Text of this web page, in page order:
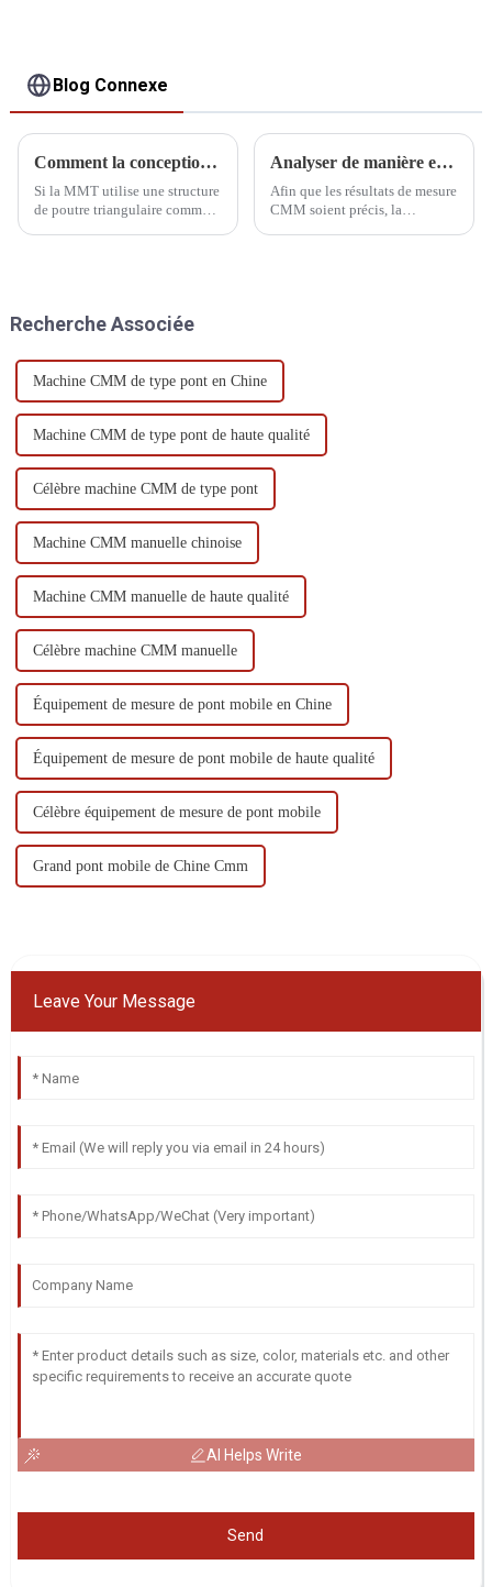
Blog Connexe
Comment la conception de la structure de poutre triangulaire de la MMT affecte-t-elle la précision ?
Si la MMT utilise une structure
de poutre triangulaire comme
Analyser de manière exhaustive la vérification métrologique des MMT
Afin que les résultats de mesure
CMM soient précis, la
Recherche Associée
Machine CMM de type pont en Chine
Machine CMM de type pont de haute qualité
Célèbre machine CMM de type pont
Machine CMM manuelle chinoise
Machine CMM manuelle de haute qualité
Célèbre machine CMM manuelle
Équipement de mesure de pont mobile en Chine
Équipement de mesure de pont mobile de haute qualité
Célèbre équipement de mesure de pont mobile
Grand pont mobile de Chine Cmm
Leave Your Message
AI Helps Write
Send